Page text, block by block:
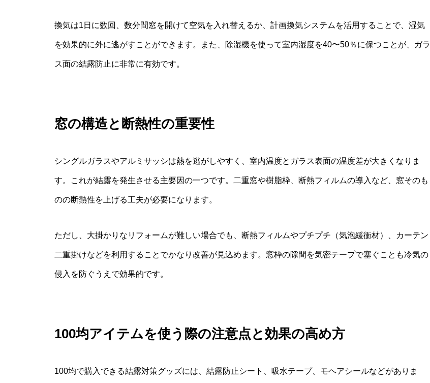
換気は1日に数回、数分間窓を開けて空気を入れ替えるか、計画換気システムを活用することで、湿気
を効果的に外に逃がすことができます。また、除湿機を使って室内湿度を40〜50％に保つことが、ガラ
ス面の結露防止に非常に有効です。
窓の構造と断熱性の重要性
シングルガラスやアルミサッシは熱を逃がしやすく、室内温度とガラス表面の温度差が大きくなりま
す。これが結露を発生させる主要因の一つです。二重窓や樹脂枠、断熱フィルムの導入など、窓そのも
のの断熱性を上げる工夫が必要になります。
ただし、大掛かりなリフォームが難しい場合でも、断熱フィルムやプチプチ（気泡緩衝材）、カーテン
二重掛けなどを利用することでかなり改善が見込めます。窓枠の隙間を気密テープで塞ぐことも冷気の
侵入を防ぐうえで効果的です。
100均アイテムを使う際の注意点と効果の高め方
100均で購入できる結露対策グッズには、結露防止シート、吸水テープ、モヘアシールなどがありま